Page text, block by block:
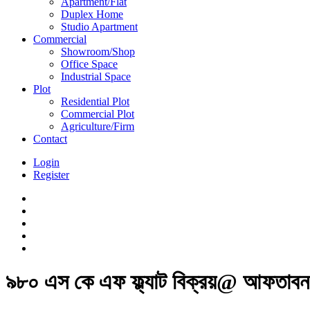
Duplex Home
Studio Apartment
Commercial
Showroom/Shop
Office Space
Industrial Space
Plot
Residential Plot
Commercial Plot
Agriculture/Firm
Contact
Login
Register
৯৮০ এস কে এফ ফ্ল্যাট বিক্রয়@